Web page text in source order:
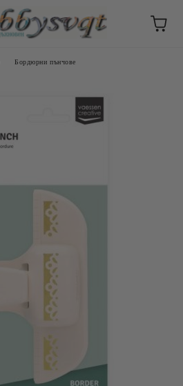
Бордюрни пънчове